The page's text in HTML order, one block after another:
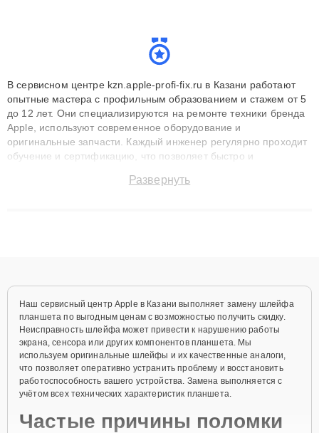
В сервисном центре kzn.apple-profi-fix.ru в Казани работают
опытные мастера с профильным образованием и стажем от 5
до 12 лет. Они специализируются на ремонте техники бренда
Apple, используют современное оборудование и
оригинальные запчасти. Каждый инженер регулярно проходит
обучение и сертификацию, что позволяет быстро и
сохранением гарантии до 3 лет. Наши мастера решают
Развернуть
Наш сервисный центр Apple в Казани выполняет замену шлейфа
планшета по выгодным ценам с возможностью получить скидку.
Неисправность шлейфа может привести к нарушению работы
экрана, сенсора или других компонентов планшета. Мы
используем оригинальные шлейфы и их качественные аналоги,
что позволяет оперативно устранить проблему и восстановить
работоспособность вашего устройства. Замена выполняется с
учётом всех технических характеристик планшета.
Частые причины поломки